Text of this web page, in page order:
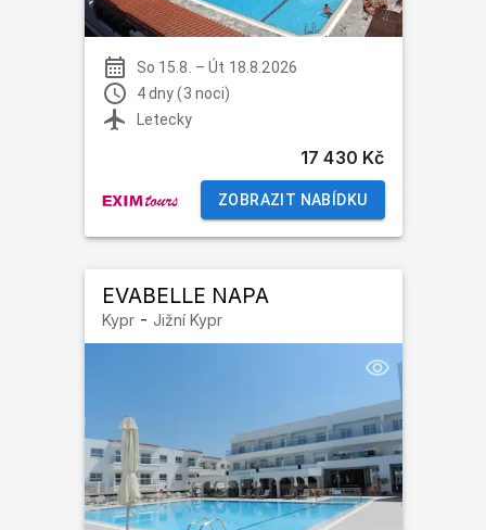
So 15.8. –Út 18.8.2026
4 dny (3 noci)
Letecky
17 430 Kč
ZOBRAZIT NABÍDKU
EVABELLE NAPA
Kypr- Jižní Kypr